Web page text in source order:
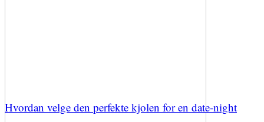
Hvordan velge den perfekte kjolen for en date-night